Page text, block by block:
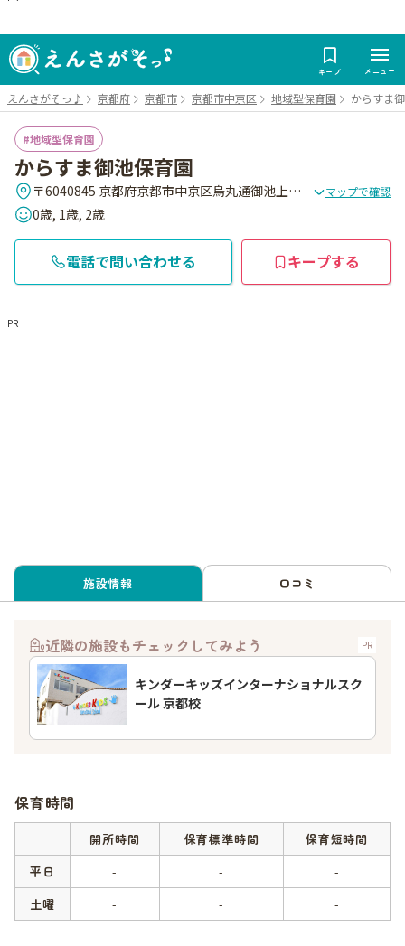
キープ メニュー
えんさがそっ♪ 京都府 京都市 京都市中京区 地域型保育園 からすま
地域型保育園
からすま御池保育園
〒6040845 京都府京都市中京区烏丸通御池上る二条殿町546-2 登録会館101 マップで確認
0歳, 1歳, 2歳
電話で問い合わせる キープする
PR
施設情報 口コミ
近隣の施設もチェックしてみよう PR
キンダーキッズインターナショナルスク
ール 京都校
保育時間
開所時間 保育標準時間
保育短時間
平日
- -
-
土曜
- - -